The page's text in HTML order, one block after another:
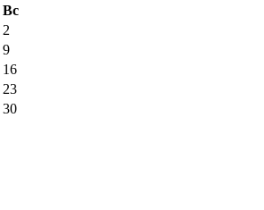
Вс
2
9
16
23
30